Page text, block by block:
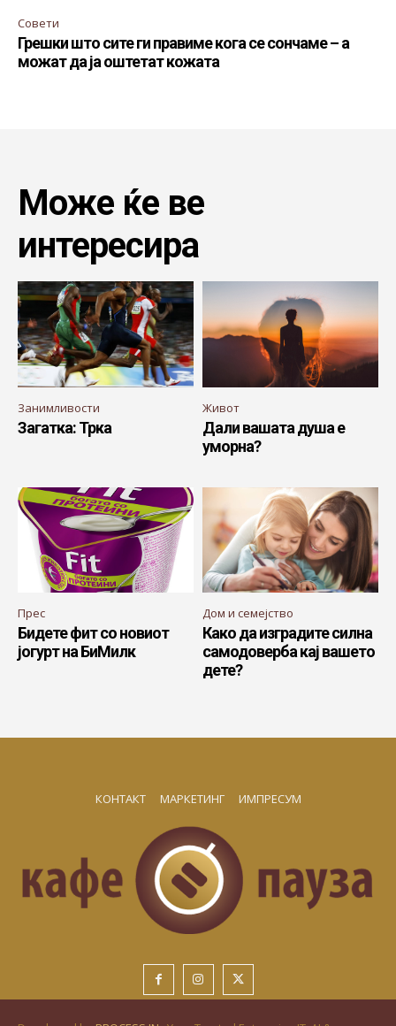
Совети
Грешки што сите ги правиме кога се сончаме – а
можат да ја оштетат кожата
Може ќе ве
интересира
Занимливости
Загатка: Трка
Живот
Дали вашата душа е
уморна?
Прес
Бидете фит со новиот
јогурт на БиМилк
Дом и семејство
Како да изградите силна
самодоверба кај вашето
дете?
КОНТАКТ МАРКЕТИНГ ИМПРЕСУМ